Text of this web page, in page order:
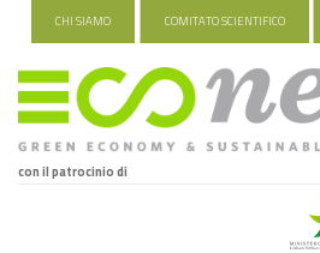
CHI SIAMO COMITATO SCIENTIFICO
con il patrocinio di